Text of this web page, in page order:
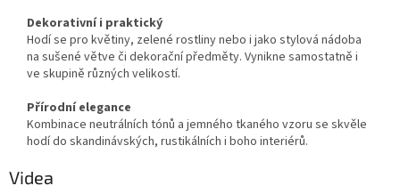
Dekorativní i praktický
Hodí se pro květiny, zelené rostliny nebo i jako stylová nádoba
na sušené větve či dekorační předměty. Vynikne samostatně i
ve skupině různých velikostí.
Přírodní elegance
Kombinace neutrálních tónů a jemného tkaného vzoru se skvěle
hodí do skandinávských, rustikálních i boho interiérů.
Videa